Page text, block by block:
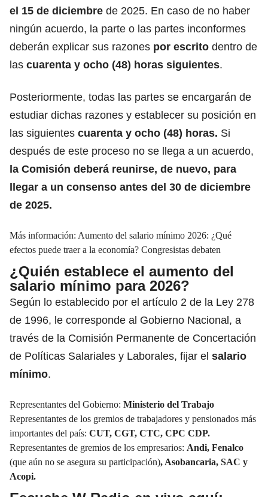
el 15 de diciembre de 2025. En caso de no haber
ningún acuerdo, la parte o las partes inconformes
deberán explicar sus razones por escrito dentro de
las cuarenta y ocho (48) horas siguientes.
Posteriormente, todas las partes se encargarán de
estudiar dichas razones y establecer su posición en
las siguientes cuarenta y ocho (48) horas. Si
después de este proceso no se llega a un acuerdo,
la Comisión deberá reunirse, de nuevo, para
llegar a un consenso antes del 30 de diciembre
de 2025.
Más información: Aumento del salario mínimo 2026: ¿Qué
efectos puede traer a la economía? Congresistas debaten
¿Quién establece el aumento del
salario mínimo para 2026?
Según lo establecido por el artículo 2 de la Ley 278
de 1996, le corresponde al Gobierno Nacional, a
través de la Comisión Permanente de Concertación
de Políticas Salariales y Laborales, fijar el salario
mínimo.
Representantes del Gobierno: Ministerio del Trabajo
Representantes de los gremios de trabajadores y pensionados más
importantes del país: CUT, CGT, CTC, CPC CDP.
Representantes de gremios de los empresarios: Andi, Fenalco
(que aún no se asegura su participación), Asobancaria, SAC y
Acopi.